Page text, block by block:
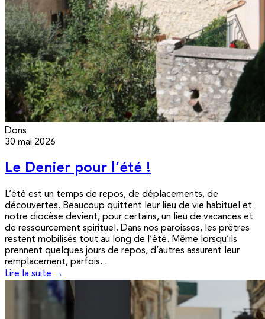
Dons
30 mai 2026
Le Denier pour l’été !
L’été est un temps de repos, de déplacements, de
découvertes. Beaucoup quittent leur lieu de vie habituel et
notre diocèse devient, pour certains, un lieu de vacances et
de ressourcement spirituel. Dans nos paroisses, les prêtres
restent mobilisés tout au long de l’été. Même lorsqu’ils
prennent quelques jours de repos, d’autres assurent leur
remplacement, parfois...
Lire la suite →